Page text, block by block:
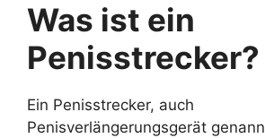
Was ist ein
Penisstrecker?
Ein Penisstrecker, auch
Penisverlängerungsgerät